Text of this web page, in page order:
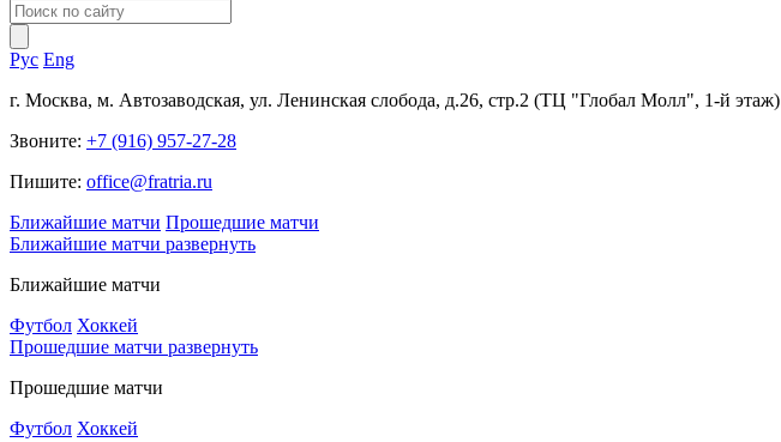
Рус Eng
г. Москва, м. Автозаводская, ул. Ленинская слобода, д.26, стр.2 (ТЦ "Глобал Молл", 1-й этаж)
Звоните: +7 (916) 957-27-28
Пишите: office@fratria.ru
Ближайшие матчи Прошедшие матчи
Ближайшие матчи развернуть
Ближайшие матчи
Футбол Хоккей
Прошедшие матчи развернуть
Прошедшие матчи
Футбол Хоккей